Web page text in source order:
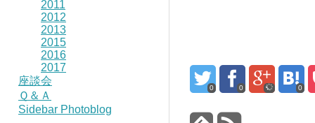
2011
2012
2013
2015
2016
2017
座談会
Ｑ＆Ａ
Sidebar Photoblog
0 0 0